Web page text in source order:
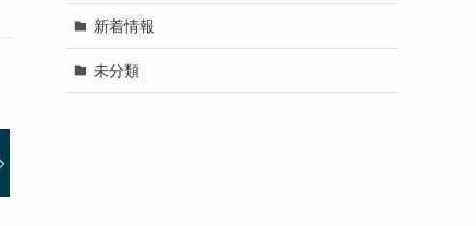
新着情報
未分類